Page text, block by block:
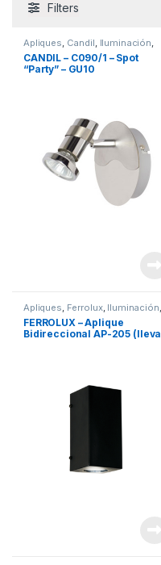
Filters
Apliques, Candil, Iluminación,
Marcas
CANDIL – C090/1 – Spot
“Party” – GU10
Apliques Ferrolux, Iluminación
Marcas Uncategorized
FERROLUX – Aplique
Bidireccional AP-205 (lleva